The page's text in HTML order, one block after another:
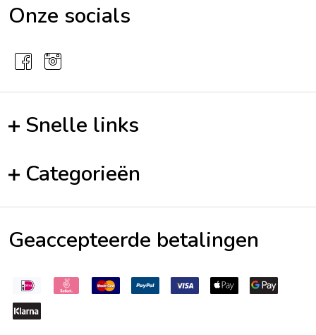
Onze socials
Snelle links
Categorieën
Geaccepteerde betalingen